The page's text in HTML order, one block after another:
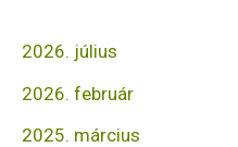
2026. július
2026. február
2025. március